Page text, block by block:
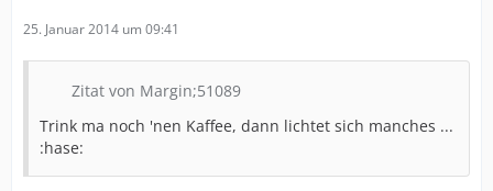
25. Januar 2014 um 09:41
Zitat von Margin;51089
Trink ma noch 'nen Kaffee, dann lichtet sich manches ...
:hase: